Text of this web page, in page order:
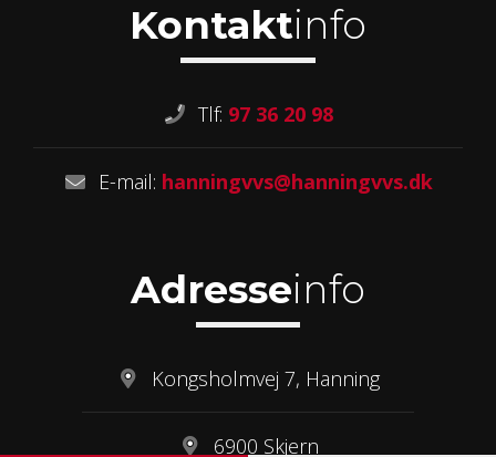
Kontaktinfo
Tlf: 97 36 20 98
E-mail: hanningvvs@hanningvvs.dk
Adresseinfo
Kongsholmvej 7, Hanning
6900 Skjern